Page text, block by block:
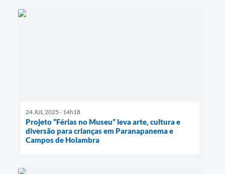
24 JUL 2025 - 14h18
Projeto “Férias no Museu” leva arte, cultura e
diversão para crianças em Paranapanema e
Campos de Holambra